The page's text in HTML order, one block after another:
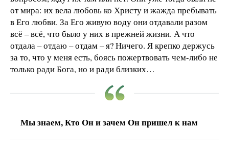
от мира: их вела любовь ко Христу и жажда пребывать
в Его любви. За Его живую воду они отдавали разом
всё – всё, что было у них в прежней жизни. А что
отдала – отдаю – отдам – я? Ничего. Я крепко держусь
за то, что у меня есть, боясь пожертвовать чем-либо не
только ради Бога, но и ради близких…
Мы знаем, Кто Он и зачем Он пришел к нам